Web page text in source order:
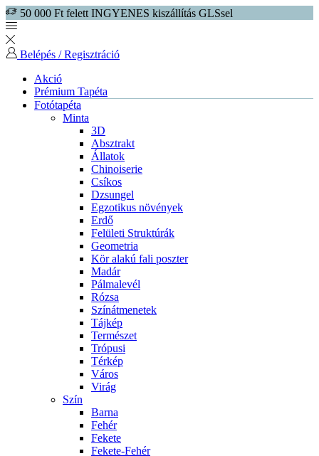
50 000 Ft felett INGYENES kiszállítás GLSsel
Belépés / Regisztráció
Akció
Prémium Tapéta
Fotótapéta
Minta
3D
Absztrakt
Állatok
Chinoiserie
Csíkos
Dzsungel
Egzotikus növények
Erdő
Felületi Struktúrák
Geometria
Kör alakú fali poszter
Madár
Pálmalevél
Rózsa
Színátmenetek
Tájkép
Természet
Trópusi
Térkép
Város
Virág
Szín
Barna
Fehér
Fekete
Fekete-Fehér